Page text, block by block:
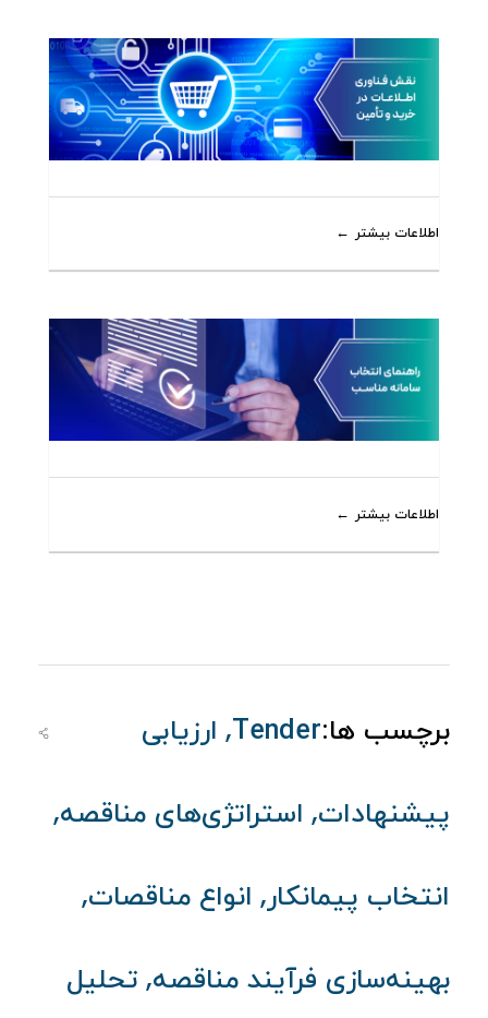
اطلاعات بیشتر
اطلاعات بیشتر
برچسب ها:Tender
, ارزیابی
پیشنهادات, استراتژی‌های مناقصه,
انتخاب پیمانکار, انواع مناقصات,
بهینه‌سازی فرآیند مناقصه, تحلیل